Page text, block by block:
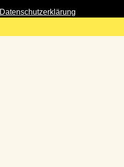
Datenschutzerklärung